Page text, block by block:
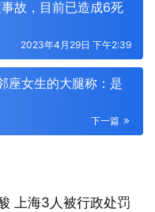
故，目前已造成6死
2023年4月29日 下午2:39
座女生的大腿称：是
下一篇
上海3人被行政处罚